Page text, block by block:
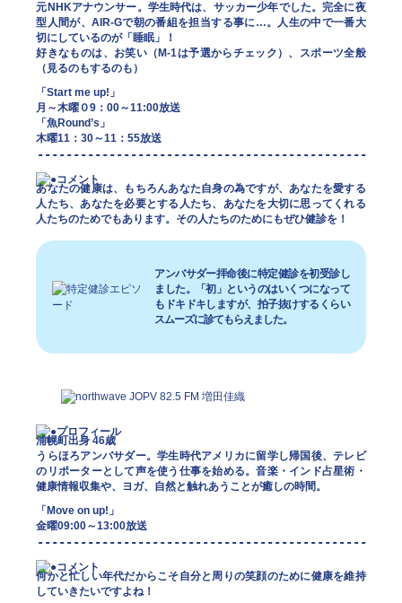
元NHKアナウンサー。学生時代は、サッカー少年でした。完全に夜
型人間が、AIR-Gで朝の番組を担当する事に…。人生の中で一番大
切にしているのが「睡眠」！
好きなものは、お笑い（M-1は予選からチェック）、スポーツ全般
（見るのもするのも）
「Start me up!」
月～木曜０9：00～11:00放送
「魚Round’s」
木曜11：30～11：55放送
あなたの健康は、もちろんあなた自身の為ですが、あなたを愛する
人たち、あなたを必要とする人たち、あなたを大切に思ってくれる
人たちのためでもあります。その人たちのためにもぜひ健診を！
アンバサダー拝命後に特定健診を初受診し
ました。「初」というのはいくつになって
もドキドキしますが、拍子抜けするくらい
スムーズに診てもらえました。
浦幌町出身 46歳
うらほろアンバサダー。学生時代アメリカに留学し帰国後、テレビ
のリポーターとして声を使う仕事を始める。音楽・インド占星術・
健康情報収集や、ヨガ、自然と触れあうことが癒しの時間。
「Move on up!」
金曜09:00～13:00放送
何かと忙しい年代だからこそ自分と周りの笑顔のために健康を維持
していきたいですよね！